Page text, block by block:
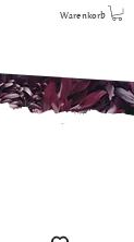
Warenkorb